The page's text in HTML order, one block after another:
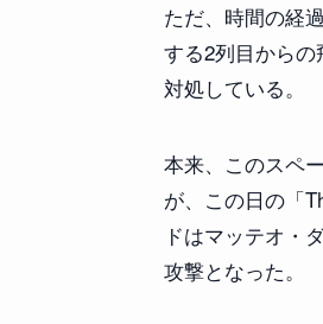
ただ、時間の経
する2列目から
対処している。
本来、このスペ
が、この日の「
ドはマッテオ・
攻撃となった。